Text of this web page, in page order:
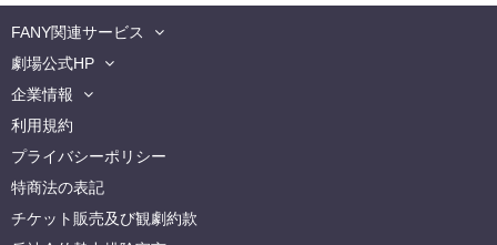
FANY関連サービス
劇場公式HP
企業情報
利用規約
プライバシーポリシー
特商法の表記
チケット販売及び観劇約款